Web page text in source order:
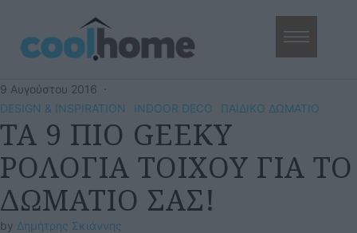
9 Αυγούστου 2016 ·
DESIGN & INSPIRATION
INDOOR DECO ΠΑΙΔΙΚΟ ΔΩΜΑΤΙΟ
ΤΑ 9 ΠΙΟ GEEKY
ΡΟΛΟΓΙΑ ΤΟΙΧΟΥ ΓΙΑ ΤΟ
ΔΩΜΑΤΙΟ ΣΑΣ!
by Δημήτρης Σκιάννης